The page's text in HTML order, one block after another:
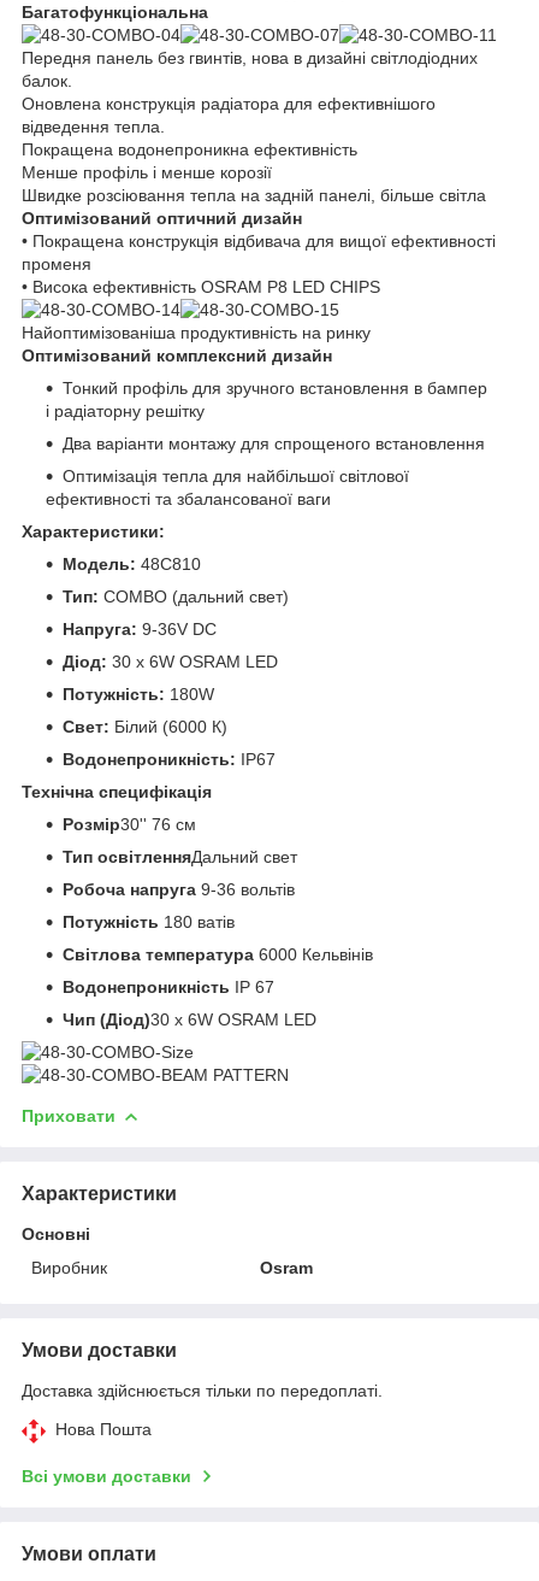
Багатофункціональна
Передня панель без гвинтів, нова в дизайні світлодіодних
балок.
Оновлена конструкція радіатора для ефективнішого
відведення тепла.
Покращена водонепроникна ефективність
Менше профіль і менше корозії
Швидке розсіювання тепла на задній панелі, більше світла
Оптимізований оптичний дизайн
• Покращена конструкція відбивача для вищої ефективності
променя
• Висока ефективність OSRAM P8 LED CHIPS
Найоптимізованіша продуктивність на ринку
Оптимізований комплексний дизайн
Тонкий профіль для зручного встановлення в бампер
і радіаторну решітку
Два варіанти монтажу для спрощеного встановлення
Оптимізація тепла для найбільшої світлової
ефективності та збалансованої ваги
Характеристики:
Модель: 48C810
Тип: COMBO (дальний свет)
Напруга: 9-36V DC
Діод: 30 x 6W OSRAM LED
Потужність: 180W
Свет: Білий (6000 К)
Водонепроникність: IP67
Технічна специфікація
Розмір30'' 76 см
Тип освітленняДальний свет
Робоча напруга 9-36 вольтів
Потужність 180 ватів
Світлова температура 6000 Кельвінів
Водонепроникність IP 67
Чип (Діод)30 x 6W OSRAM LED
Приховати
Характеристики
Основні
Виробник
Osram
Умови доставки
Доставка здійснюється тільки по передоплаті.
Нова Пошта
Всі умови доставки
Умови оплати